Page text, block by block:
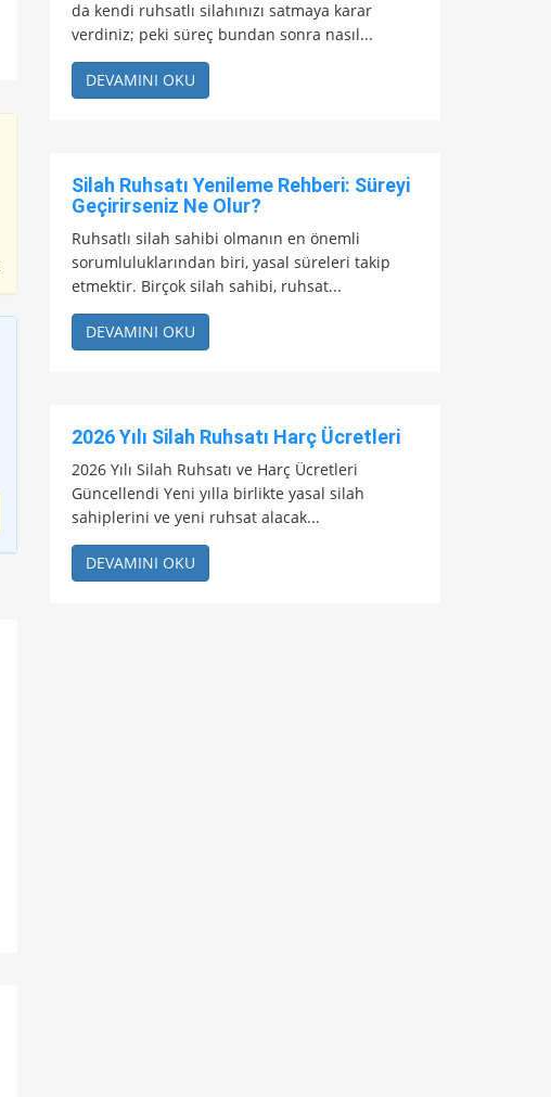
da kendi ruhsatlı silahınızı satmaya karar
verdiniz; peki süreç bundan sonra nasıl...
DEVAMINI OKU
Silah Ruhsatı Yenileme Rehberi: Süreyi
Geçirirseniz Ne Olur?
Ruhsatlı silah sahibi olmanın en önemli
sorumluluklarından biri, yasal süreleri takip
etmektir. Birçok silah sahibi, ruhsat...
DEVAMINI OKU
2026 Yılı Silah Ruhsatı Harç Ücretleri
2026 Yılı Silah Ruhsatı ve Harç Ücretleri
Güncellendi Yeni yılla birlikte yasal silah
sahiplerini ve yeni ruhsat alacak...
DEVAMINI OKU